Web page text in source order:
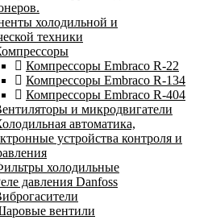
холодильной и
техники
Компрессоры Embraco R-22
Компрессоры Embraco R-134
Компрессоры Embraco R-404
и микродвигатели
автоматика,
устройства контроля и
холодильные
давления Danfoss
вентили